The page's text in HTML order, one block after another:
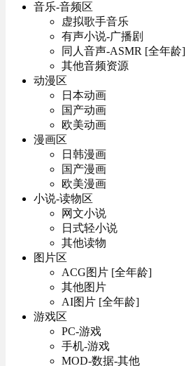
音乐-音频区
虚拟歌手音乐
有声小说-广播剧
同人音声-ASMR [全年龄]
其他音频资源
动漫区
日本动画
国产动画
欧美动画
漫画区
日韩漫画
国产漫画
欧美漫画
小说-读物区
网文小说
日式轻小说
其他读物
图片区
ACG图片 [全年龄]
其他图片
AI图片 [全年龄]
游戏区
PC-游戏
手机-游戏
MOD-数据-其他